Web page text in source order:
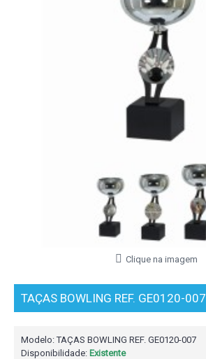
Clique na imagem
TAÇAS BOWLING REF. GE0120-007
Modelo:TAÇAS BOWLING REF. GE0120-007
Disponibilidade: Existente